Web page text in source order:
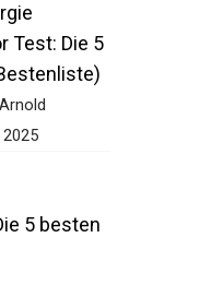
Test: Die 5
5 besten